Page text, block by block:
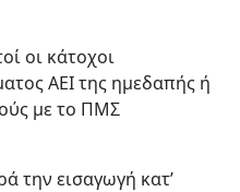
οι κάτοχοι
ΑΕΙ της ημεδαπής ή
με το ΠΜΣ
την εισαγωγή κατ’